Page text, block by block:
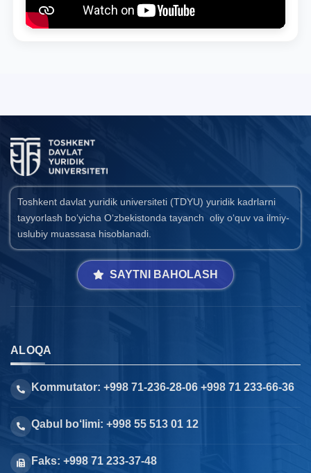
Toshkent davlat yuridik universiteti (TDYU) yuridik kadrlarni
tayyorlash bo‘yicha O‘zbekistonda tayanch oliy o‘quv va ilmiy-
uslubiy muassasa hisoblanadi.
SAYTNI BAHOLASH
ALOQA
Kommutator: +998 71-236-28-06 +998 71 233-66-36
Qabul bo‘limi: +998 55 513 01 12
Faks: +998 71 233-37-48